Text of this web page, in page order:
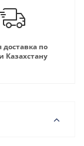
доставка по
Казахстану